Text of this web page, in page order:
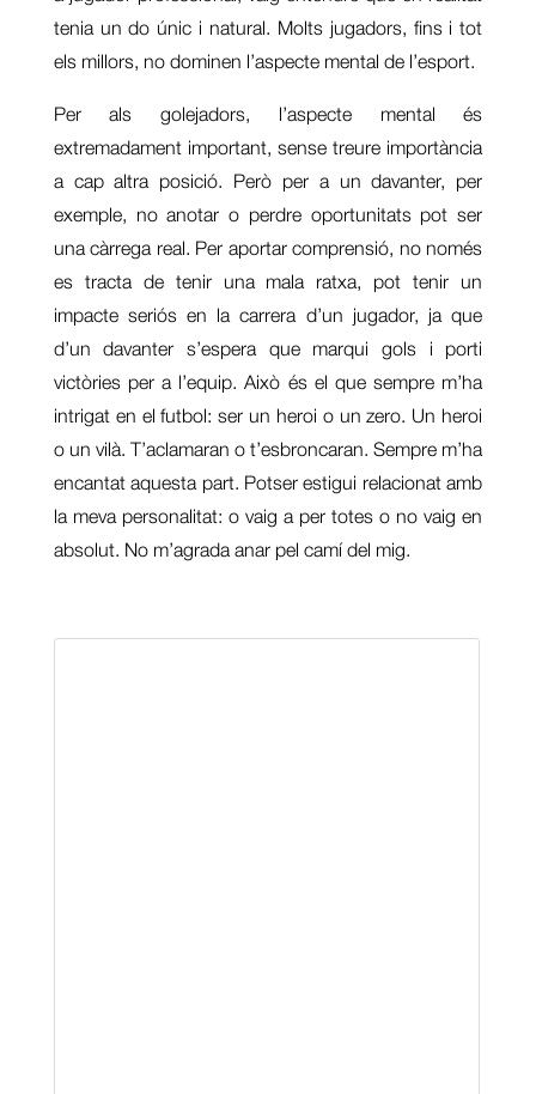
tenia un do únic i natural. Molts jugadors, fins i tot
els millors, no dominen l’aspecte mental de l’esport.
Per als golejadors, l’aspecte mental és
extremadament important, sense treure importància
a cap altra posició. Però per a un davanter, per
exemple, no anotar o perdre oportunitats pot ser
una càrrega real. Per aportar comprensió, no només
es tracta de tenir una mala ratxa, pot tenir un
impacte seriós en la carrera d’un jugador, ja que
d’un davanter s’espera que marqui gols i porti
victòries per a l’equip. Això és el que sempre m’ha
intrigat en el futbol: ser un heroi o un zero. Un heroi
o un vilà. T’aclamaran o t’esbroncaran. Sempre m’ha
encantat aquesta part. Potser estigui relacionat amb
la meva personalitat: o vaig a per totes o no vaig en
absolut. No m’agrada anar pel camí del mig.